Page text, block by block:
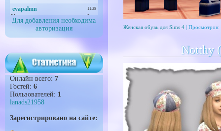
Для добавления необходима
авторизация
Онлайн всего: 7
Гостей: 6
Пользователей: 1
lanads21958
Зарегистрировано на сайте:
Женская обувь для Sims 4| Просмотров:
Notthy